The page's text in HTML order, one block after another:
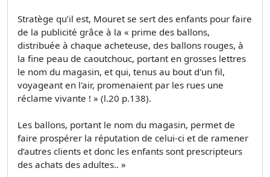
Stratège qu’il est, Mouret se sert des enfants pour faire
de la publicité grâce à la « prime des ballons,
distribuée à chaque acheteuse, des ballons rouges, à
la fine peau de caoutchouc, portant en grosses lettres
le nom du magasin, et qui, tenus au bout d'un fil,
voyageant en l'air, promenaient par les rues une
réclame vivante ! » (l.20 p.138).
Les ballons, portant le nom du magasin, permet de
faire prospérer la réputation de celui-ci et de ramener
d’autres clients et donc les enfants sont prescripteurs
des achats des adultes.. »